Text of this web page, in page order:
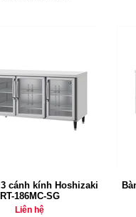
cánh kính Hoshizaki
RT-186MC-SG
Liên hệ